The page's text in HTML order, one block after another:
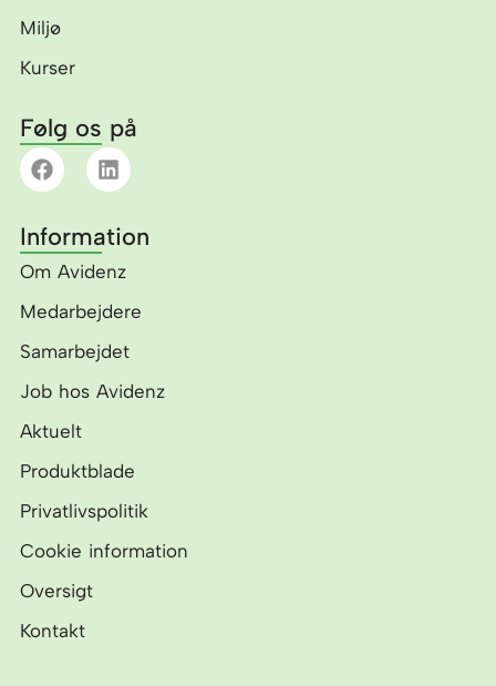
Miljø
Kurser
Følg os på
F
a
e
b
o
k
L
i
k
e
d
n
Information
Om Avidenz
Medarbejdere
Samarbejdet
Job hos Avidenz
Aktuelt
Produktblade
Privatlivspolitik
Cookie information
Oversigt
Kontakt